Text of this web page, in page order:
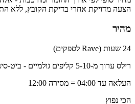
הצעה מדויקת אחרי בדיקת הקובץ, ללא
מהיר
24 שעות (Rave לספקים)
רילס ערוך מ-5-10 קליפים גולמיים - ביט-סינק, אפקטים וצבע.
העלאה עד 04:00 = מסירה 12:00
הכי נפוץ